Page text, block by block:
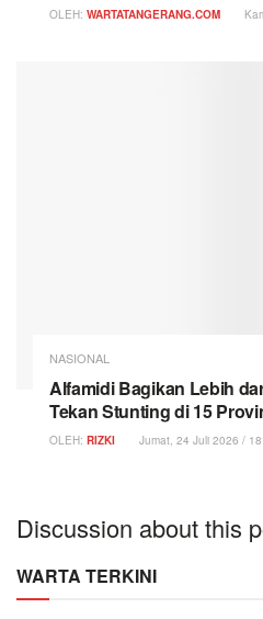
OLEH: WARTATANGERANG.COM
NASIONAL
Alfamidi Bagikan Lebih
Tekan Stunting di 15
OLEH: RIZKI Jumat, 24 Juli 2026 /
Discussion about this
WARTA TERKINI